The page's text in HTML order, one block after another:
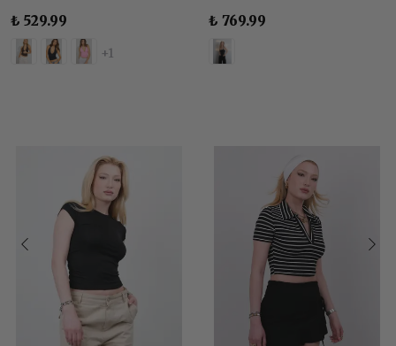
₺ 529.99
+1
₺ 769.99